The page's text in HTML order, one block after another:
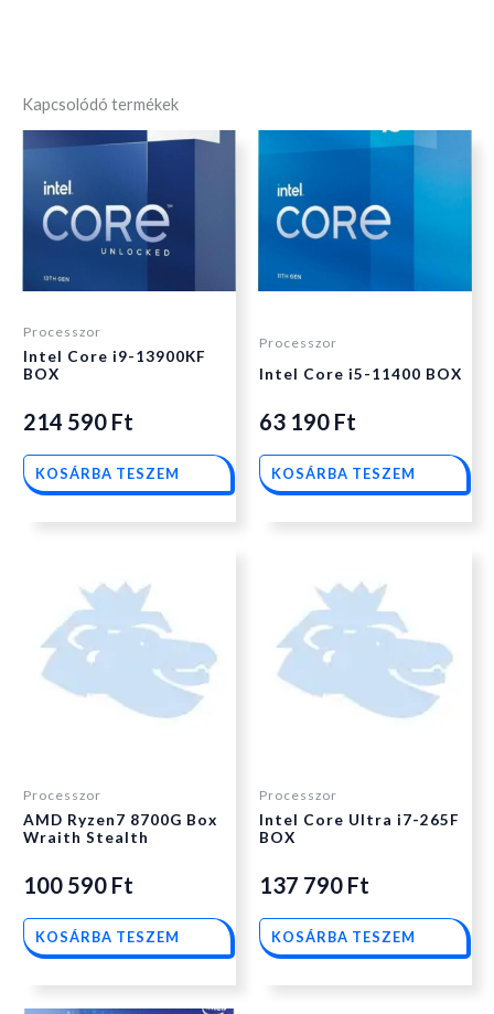
Kapcsolódó termékek
Processzor
Intel Core i9-13900KF
BOX
214 590 Ft
KOSÁRBA TESZEM
Processzor
Intel Core i5-11400 BOX
63 190 Ft
KOSÁRBA TESZEM
Processzor
AMD Ryzen7 8700G Box
Wraith Stealth
100 590 Ft
KOSÁRBA TESZEM
Processzor
Intel Core Ultra i7-265F
BOX
137 790 Ft
KOSÁRBA TESZEM